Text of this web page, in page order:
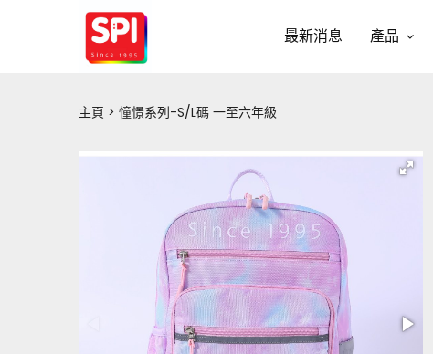
最新消息 產品
主頁 憧憬系列-S/L碼 一至六年級